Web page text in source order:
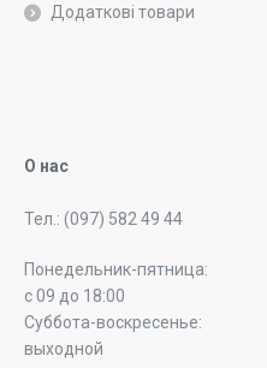
Додаткові товари
О нас
Тел.: (097) 582 49 44
Понедельник-пятница:
с 09 до 18:00
Суббота-воскресенье:
выходной